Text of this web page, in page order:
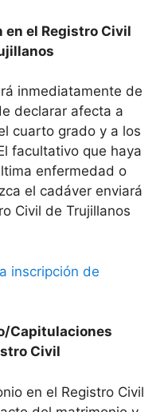
el Registro Civil
inmediatamente de
declarar afecta a
cuarto grado y a los
facultativo que haya
enfermedad o
el cadáver enviará
Civil de Trujillanos
inscripción de
Capitulaciones
Civil
en el Registro Civil